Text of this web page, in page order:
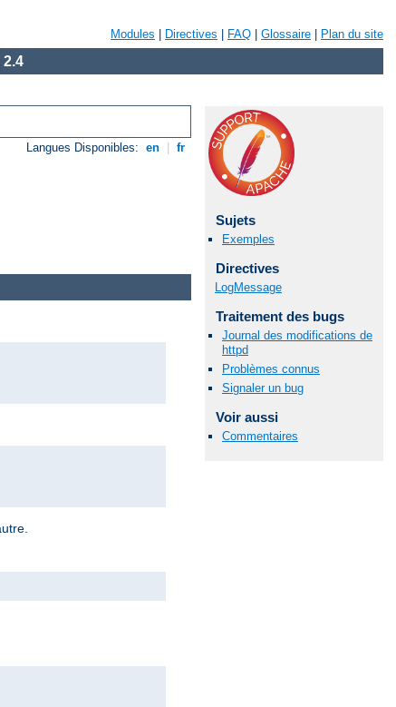
Modules Directives FAQ Glossaire Plan du site
Langues Disponibles: en fr
Sujets
Exemples
Directives
LogMessage
Traitement des bugs
Journal des modifications de
httpd
Problèmes connus
Signaler un bug
Voir aussi
Commentaires